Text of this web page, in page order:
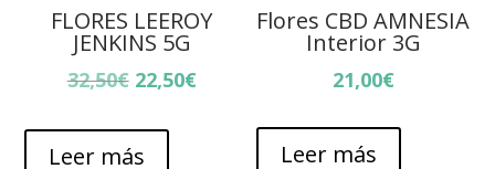
FLORES LEEROY
JENKINS 5G
32,50€ El
original
22,50€El
actual
Leer más
Flores CBD AMNESIA
Interior 3G
21,00€
Leer más